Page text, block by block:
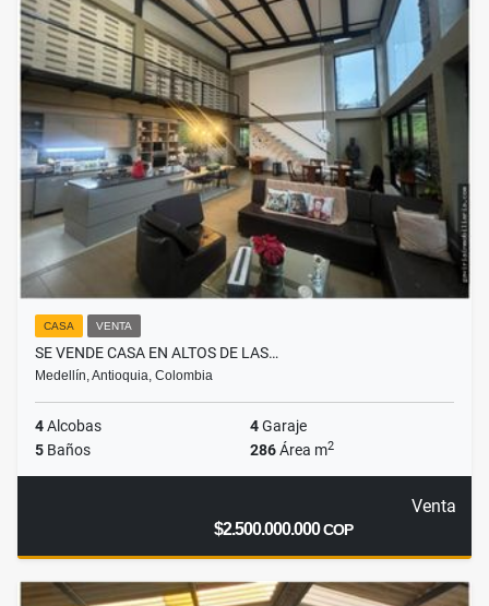
CASA VENTA
SE VENDE CASA EN ALTOS DE LAS…
Medellín, Antioquia, Colombia
4Alcobas 4Garaje
5 Baños 286Área m2
Venta
$2.500.000.000COP